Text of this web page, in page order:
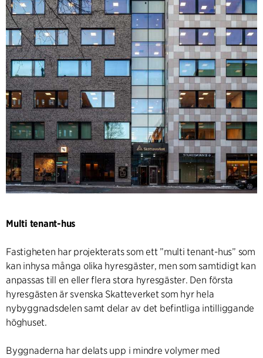
Multi tenant-hus
Fastigheten har projekterats som ett ”multi tenant-hus” som
kan inhysa många olika hyresgäster, men som samtidigt kan
anpassas till en eller flera stora hyresgäster. Den första
hyresgästen är svenska Skatteverket som hyr hela
nybyggnadsdelen samt delar av det befintliga intilliggande
höghuset.
Byggnaderna har delats upp i mindre volymer med